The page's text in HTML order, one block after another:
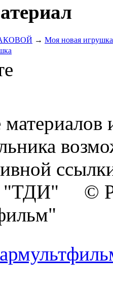
→ Моя новая игрушка
©